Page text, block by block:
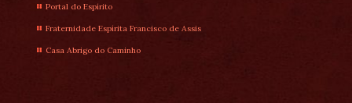
Portal do Espírito
Fraternidade Espírita Francisco de Assis
Casa Abrigo do Caminho